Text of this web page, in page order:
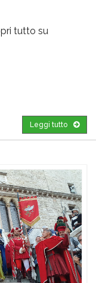
tutto su
Leggi tutto